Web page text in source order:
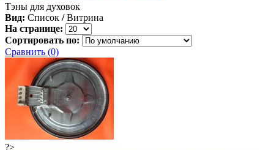
Тэны для духовок
Вид: Список / Витрина
На странице:
Сортировать по:
Сравнить (0)
?>